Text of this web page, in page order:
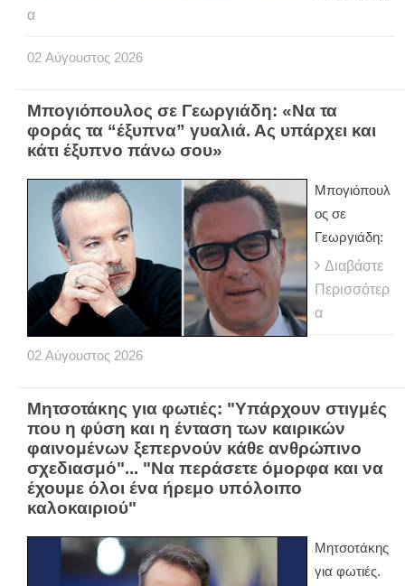
α
02 Αύγουστος 2026
Μπογιόπουλος σε Γεωργιάδη: «Να τα
φοράς τα “έξυπνα” γυαλιά. Ας υπάρχει και
κάτι έξυπνο πάνω σου»
Μπογιόπουλ
ος σε
Γεωργιάδη:
Διαβάστε
Περισσότερ
α
02 Αύγουστος 2026
Μητσοτάκης για φωτιές: "Υπάρχουν στιγμές
που η φύση και η ένταση των καιρικών
φαινομένων ξεπερνούν κάθε ανθρώπινο
σχεδιασμό"... "Να περάσετε όμορφα και να
έχουμε όλοι ένα ήρεμο υπόλοιπο
καλοκαιριού"
Μητσοτάκης
για φωτιές.